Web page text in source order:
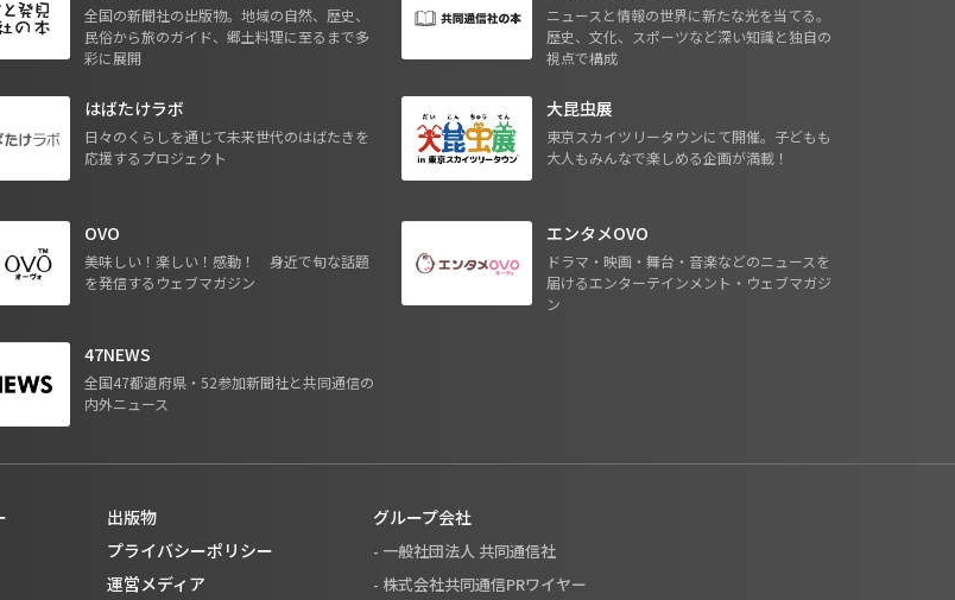
全国の新聞社の出版物。地域の自然、歴史、
民俗から旅のガイド、郷土料理に至るまで多
彩に展開
ニュースと情報の世界に新たな光を当てる。
歴史、文化、スポーツなど深い知識と独自の
視点で構成
はばたけラボ
日々のくらしを通じて未来世代のはばたきを
応援するプロジェクト
大昆虫展
東京スカイツリータウンにて開催。子どもも
大人もみんなで楽しめる企画が満載！
OVO
美味しい！楽しい！感動！ 身近で旬な話題
を発信するウェブマガジン
エンタメOVO
ドラマ・映画・舞台・音楽などのニュースを
届けるエンターテインメント・ウェブマガジ
ン
47NEWS
全国47都道府県・52参加新聞社と共同通信の
内外ニュース
出版物
プライバシーポリシー
運営メディア
グループ会社
- 一般社団法人 共同通信社
- 株式会社共同通信PRワイヤー